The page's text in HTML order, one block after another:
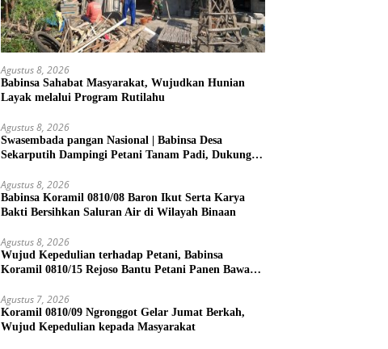
Agustus 8, 2026
Babinsa Sahabat Masyarakat, Wujudkan Hunian
Layak melalui Program Rutilahu
Agustus 8, 2026
Swasembada pangan Nasional | Babinsa Desa
Sekarputih Dampingi Petani Tanam Padi, Dukung
Agustus 8, 2026
Babinsa Koramil 0810/08 Baron Ikut Serta Karya
Bakti Bersihkan Saluran Air di Wilayah Binaan
Agustus 8, 2026
Wujud Kepedulian terhadap Petani, Babinsa
Koramil 0810/15 Rejoso Bantu Petani Panen Bawang
Agustus 7, 2026
Koramil 0810/09 Ngronggot Gelar Jumat Berkah,
Wujud Kepedulian kepada Masyarakat